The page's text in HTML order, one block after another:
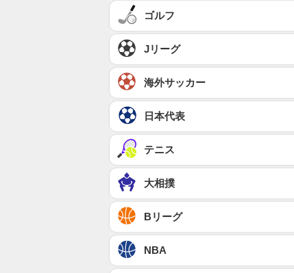
ゴルフ
Jリーグ
海外サッカー
日本代表
テニス
大相撲
Bリーグ
NBA